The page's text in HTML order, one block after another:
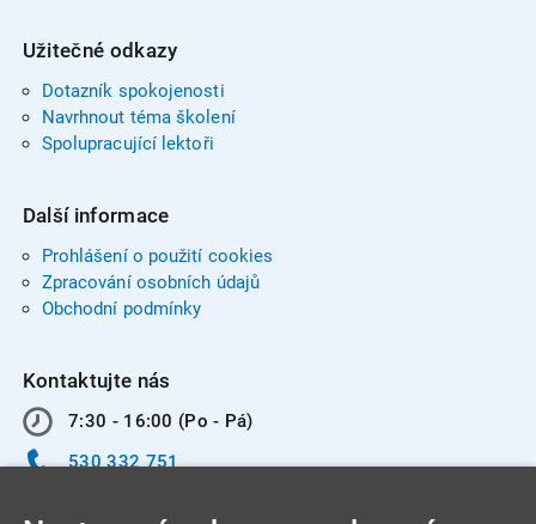
Užitečné odkazy
Dotazník spokojenosti
Navrhnout téma školení
Spolupracující lektoři
Další informace
Prohlášení o použití cookies
Zpracování osobních údajů
Obchodní podmínky
Kontaktujte nás
7:30 - 16:00 (Po - Pá)
530 332 751